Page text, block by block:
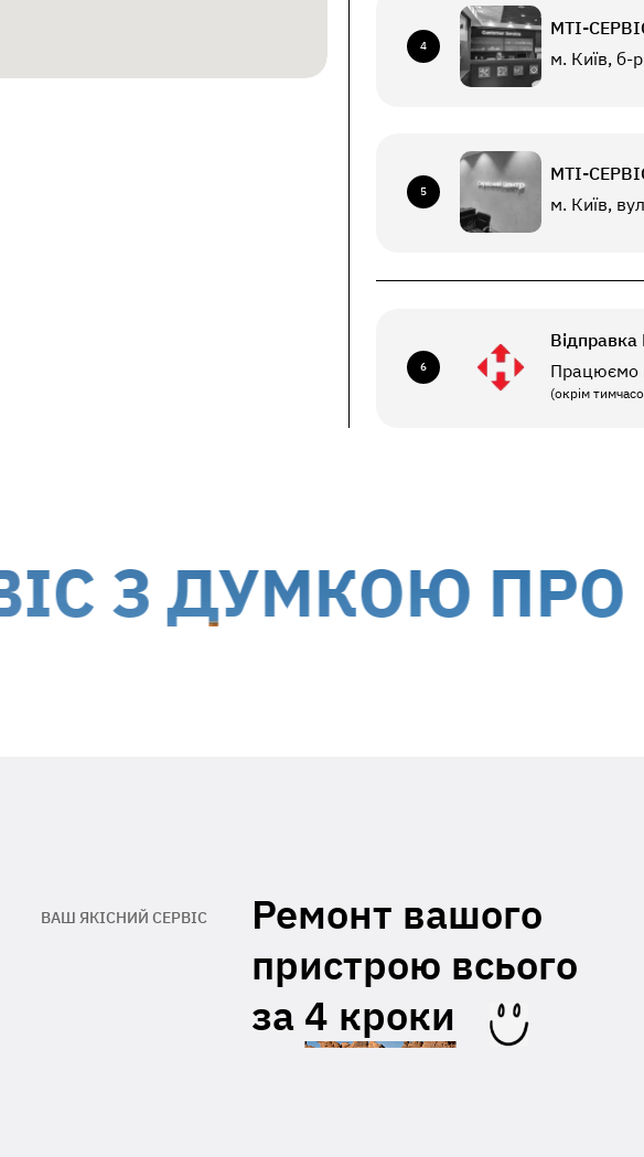
Вкладіть в посилку необхідну
відсутності даних вкладених з
ПІБ, номер телефону або
доставки зазначений в накладній
4
МТI-
м. Київ, б-
5
МТI-
м. Київ,
6
Працюємо
(окрім
ДУМКОЮ ПРО
ВАШ ЯКІСНИЙ СЕРВІС
Ремонт вашого
пристрою всього
за 4 кроки